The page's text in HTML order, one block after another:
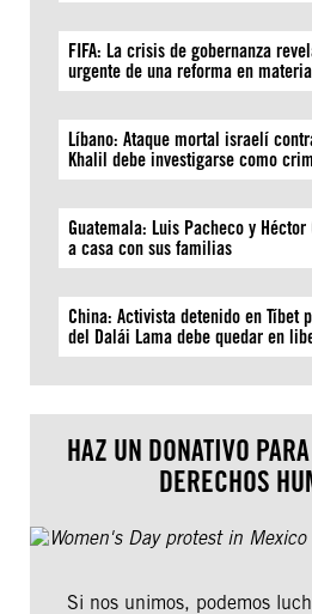
FIFA: La crisis de gobernanza
urgente de una reforma en
Líbano: Ataque mortal israelí
Khalil debe investigarse como
Guatemala: Luis Pacheco y
a casa con sus familias
China: Activista detenido en Tíbet
del Dalái Lama debe quedar en
HAZ UN DONATIVO
DERECHOS
Si nos unimos, podemos